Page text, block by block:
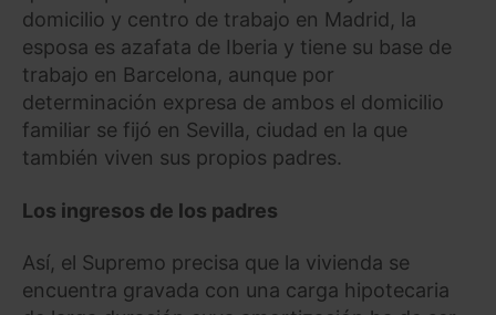
domicilio y centro de trabajo en Madrid, la
esposa es azafata de Iberia y tiene su base de
trabajo en Barcelona, aunque por
determinación expresa de ambos el domicilio
familiar se fijó en Sevilla, ciudad en la que
también viven sus propios padres.
Los ingresos de los padres
Así, el Supremo precisa que la vivienda se
encuentra gravada con una carga hipotecaria